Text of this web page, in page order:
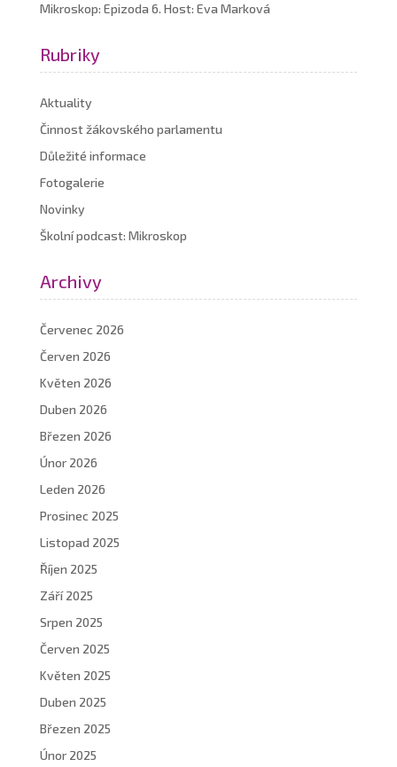
Mikroskop: Epizoda 6. Host: Eva Marková
Rubriky
Aktuality
Činnost žákovského parlamentu
Důležité informace
Fotogalerie
Novinky
Školní podcast: Mikroskop
Archivy
Červenec 2026
Červen 2026
Květen 2026
Duben 2026
Březen 2026
Únor 2026
Leden 2026
Prosinec 2025
Listopad 2025
Říjen 2025
Září 2025
Srpen 2025
Červen 2025
Květen 2025
Duben 2025
Březen 2025
Únor 2025